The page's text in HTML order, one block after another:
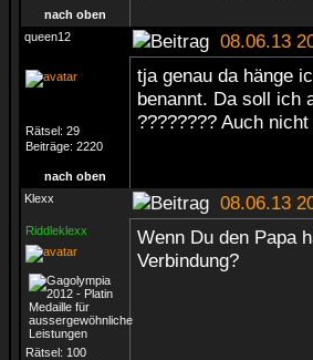
nach oben
queen12
08.06.13
Rätsel: 29
Beiträge: 2220
tja genau da hänge
benannt. Da soll ich
???????? Auch
nach oben
Klexx
08.06.13
Riddleklexx
Rätsel: 100
Wenn Du den Papa
Verbindung?